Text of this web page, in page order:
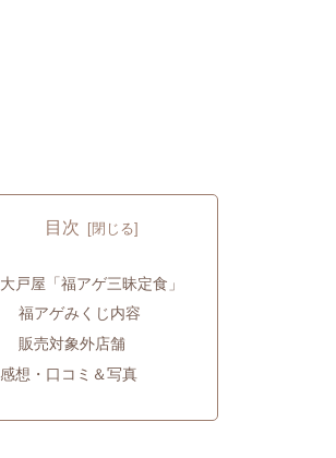
目次
大戸屋「福アゲ三昧定食」
福アゲみくじ内容
販売対象外店舗
感想・口コミ＆写真